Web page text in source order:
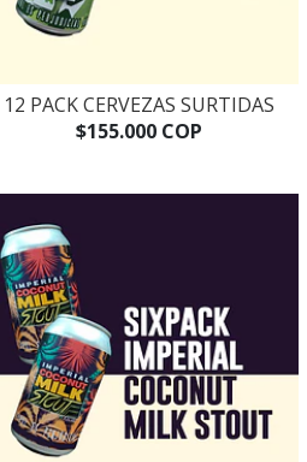
12 PACK CERVEZAS SURTIDAS
$155.000 COP